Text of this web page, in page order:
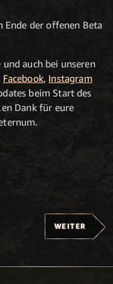
Ende der offenen Beta
auch bei unseren
Facebook, Instagram
beim Start des
Dank für eure
WEITER